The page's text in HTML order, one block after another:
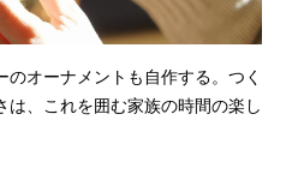
オーナメントも自作する。つく
は、これを囲む家族の時間の楽し